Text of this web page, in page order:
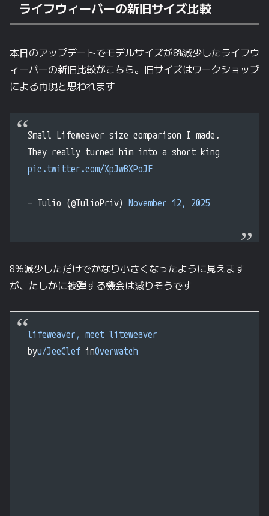
ライフウィーバーの新旧サイズ比較
本日のアップデートでモデルサイズが8%減少したライフウ
ィーバーの新旧比較がこちら。旧サイズはワークショップ
による再現と思われます
Small Lifeweaver size comparison I made.
They really turned him into a short king
pic.twitter.com/XpJwBXPoJF
— Tulio (@TulioPriv) November 12, 2025
8％減少しただけでかなり小さくなったように見えます
が、たしかに被弾する機会は減りそうです
lifeweaver, meet liteweaver
byu/JeeClefinOverwatch